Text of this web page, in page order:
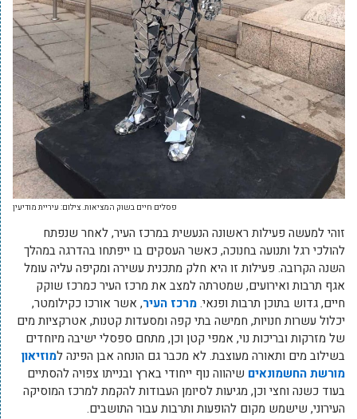
פסלים חיים בשוק המציאות. צילום: עיריית מודיעין
זוהי למעשה פעילות ראשונה הנעשית במרכז העיר, לאחר שנפתח
להולכי רגל ותנועה בחנוכה, כאשר העסקים בו ייפתחו בהדרגה במהלך
השנה הקרובה. פעילות זו היא חלק מתכנית עשירה ומקיפה עליה עומל
אגף תרבות ואירועים, שמטרתה למצב את מרכז העיר כמרכז שוקק
חיים, גדוש בתוכן תרבות ופנאי.מרכז העיר, אשר אורכו כקילומטר,
יכלול עשרות חנויות, חמישה בתי קפה ומסעדות קטנות, אטרקציות מים
של מזרקות ובריכות נוי, אמפי קטן וכן, מתחם ספסלי ישיבה מיוחדים
בשילוב מים ותאורה מעוצבת. לא מכבר גם הונחה אבן הפינה למוזיאון
מורשת החשמונאים שיהווה נוף ייחודי בארץ ובנייתו צפויה להסתיים
בעוד כשנה וחצי וכן, מגיעות לסיומן העבודות להקמת למרכז המוסיקה
העירוני, שישמש מקום להופעות ותרבות עבור התושבים.